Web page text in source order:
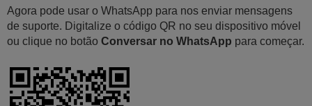
Agora pode usar o WhatsApp para nos enviar mensagens
de suporte. Digitalize o código QR no seu dispositivo móvel
ou clique no botão Conversar no WhatsApp para começar.